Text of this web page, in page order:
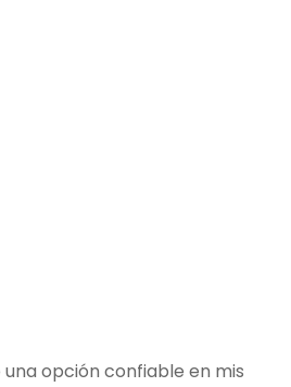
opción confiable en mis